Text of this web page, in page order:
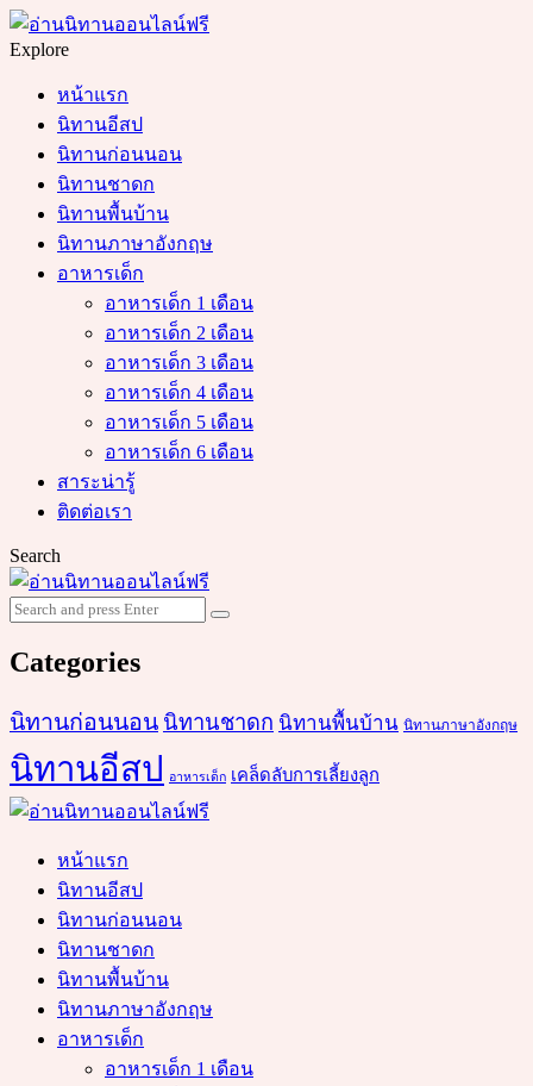
Menu
Search
Explore
หน้าแรก
นิทานอีสป
นิทานก่อนนอน
นิทานชาดก
นิทานพื้นบ้าน
นิทานภาษาอังกฤษ
อาหารเด็ก
อาหารเด็ก 1 เดือน
อาหารเด็ก 2 เดือน
อาหารเด็ก 3 เดือน
อาหารเด็ก 4 เดือน
อาหารเด็ก 5 เดือน
อาหารเด็ก 6 เดือน
สาระน่ารู้
ติดต่อเรา
Search
Search
for:
Search
Categories
นิทานก่อนนอน นิทานชาดก นิทานพื้นบ้าน นิทานภาษาอังกฤษ
นิทานอีสป อาหารเด็ก เคล็ดลับการเลี้ยงลูก
หน้าแรก
นิทานอีสป
นิทานก่อนนอน
นิทานชาดก
นิทานพื้นบ้าน
นิทานภาษาอังกฤษ
อาหารเด็ก
อาหารเด็ก 1 เดือน